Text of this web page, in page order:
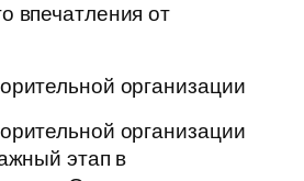
впечатления от
организации
организации
этап в